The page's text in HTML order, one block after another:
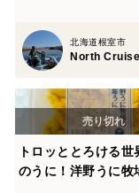
北海道根室市
North Cruise
トロッととろける世
のうに！洋野うに牧